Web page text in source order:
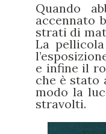
Quando
accennato
strati di
La
e infine il
che è
modo la
stravolti.